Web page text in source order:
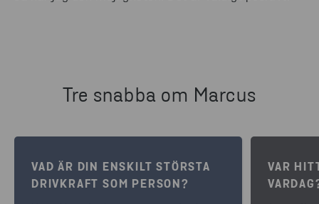
Tre snabba om Marcus
VAD ÄR DIN ENSKILT STÖRSTA
DRIVKRAFT SOM PERSON?
VAR